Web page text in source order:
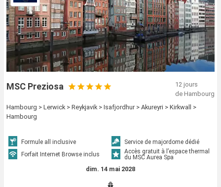
MSC Preziosa
12 jours
de Hambourg
Hambourg > Lerwick > Reykjavik > Isafjordhur > Akureyri > Kirkwall >
Hambourg
Formule all inclusive
Service de majordome dédié
Forfait Internet Browse inclus
Accès gratuit à l’espace thermal
du MSC Aurea Spa
dim. 14 mai 2028